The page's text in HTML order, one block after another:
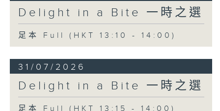
Delight in a Bite 一時之選
足本 Full (HKT 13:10 - 14:00)
31/07/2026
Delight in a Bite 一時之選
足本 Full (HKT 13:15 - 14:00)